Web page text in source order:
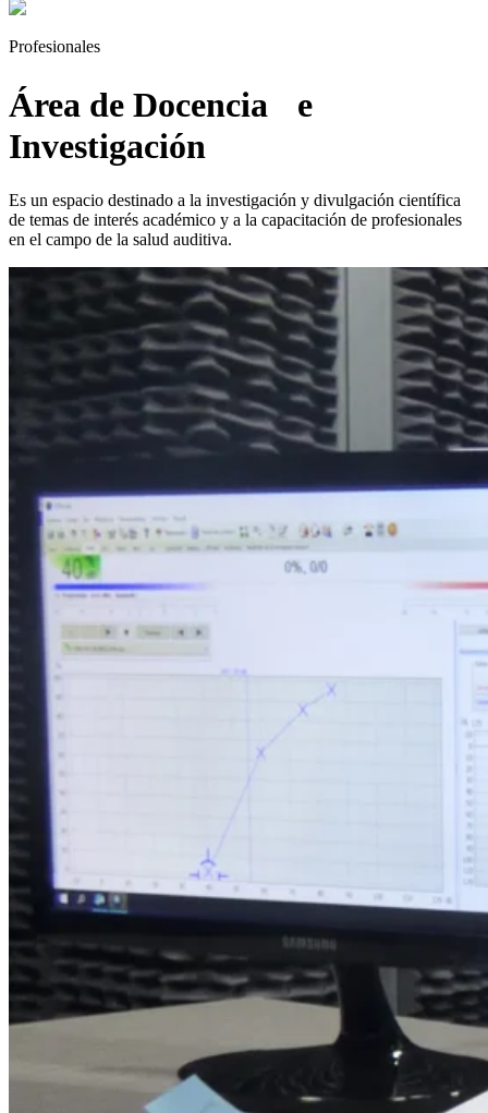
Profesionales
Área de Docencia e
Investigación
Es un espacio destinado a la investigación y divulgación científica
de temas de interés académico y a la capacitación de profesionales
en el campo de la salud auditiva.